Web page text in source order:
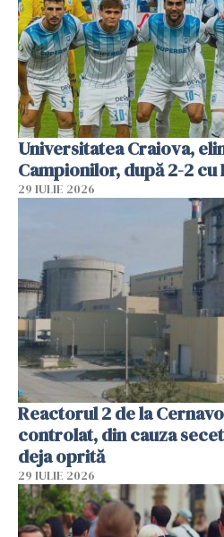
Universitatea Craiova,
Campionilor, după 2-2 cu
29 IULIE 2026
Reactorul 2 de la
controlat, din cauza
deja oprită
29 IULIE 2026